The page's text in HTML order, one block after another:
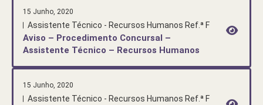
15 Junho, 2020
Assistente Técnico - Recursos Humanos Ref.ª F
Aviso – Procedimento Concursal –
Assistente Técnico – Recursos Humanos
15 Junho, 2020
Assistente Técnico - Recursos Humanos Ref.ª F